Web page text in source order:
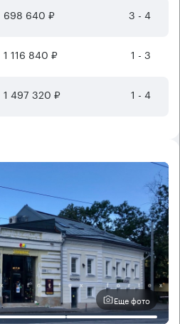
698 640 ₽ 3 - 4
1 116 840 ₽ 1 - 3
1 497 320 ₽ 1 - 4
Еще фото